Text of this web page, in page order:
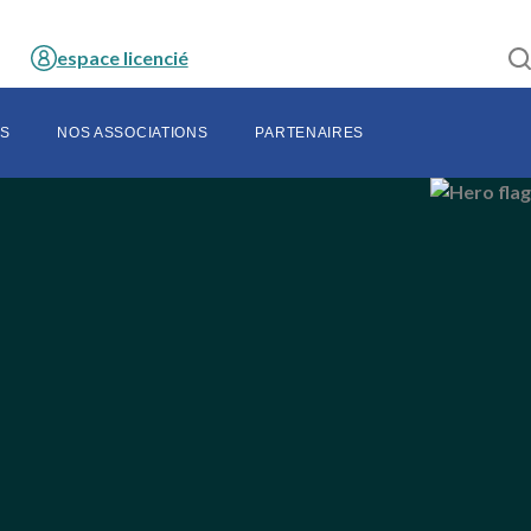
espace licencié
NOS ASSOCIATIONS PARTENAIRES